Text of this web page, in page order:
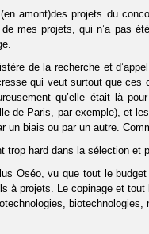
amont)des projets du
mes projets, qui n’a pas
de la recherche et
qui veut surtout que
qu’elle était là
de Paris, par exemple), et
un biais ou par un autre.
trop hard dans la sélection
Oséo, vu que tout le
à projets. Le copinage et tout